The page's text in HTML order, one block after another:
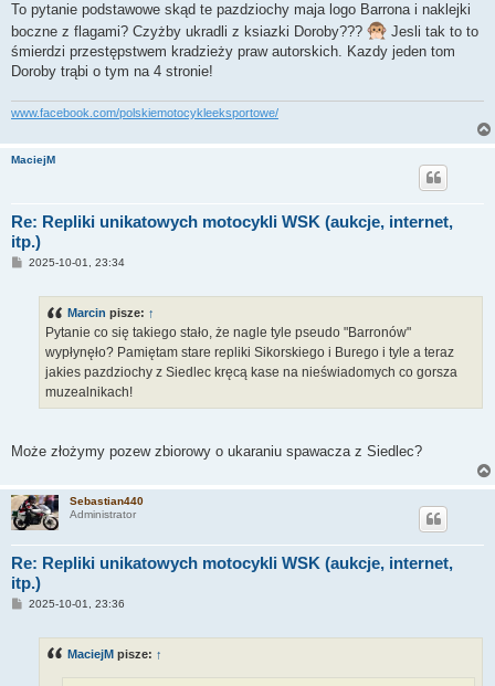
To pytanie podstawowe skąd te pazdziochy maja logo Barrona i naklejki
boczne z flagami? Czyżby ukradli z ksiazki Doroby???
Jesli tak to to
śmierdzi przestępstwem kradzieży praw autorskich. Kazdy jeden tom
Doroby trąbi o tym na 4 stronie!
www.facebook.com/polskiemotocykleeksportowe/
MaciejM
Re: Repliki unikatowych motocykli WSK (aukcje, internet,
itp.)
P2025-10-01, 23:34
Marcin pisze: ↑
Pytanie co się takiego stało, że nagle tyle pseudo "Barronów"
wypłynęło? Pamiętam stare repliki Sikorskiego i Burego i tyle a teraz
jakies pazdziochy z Siedlec kręcą kase na nieświadomych co gorsza
muzealnikach!
Może złożymy pozew zbiorowy o ukaraniu spawacza z Siedlec?
Sebastian440
Administrator
Re: Repliki unikatowych motocykli WSK (aukcje, internet,
itp.)
P2025-10-01, 23:36
MaciejM pisze: ↑